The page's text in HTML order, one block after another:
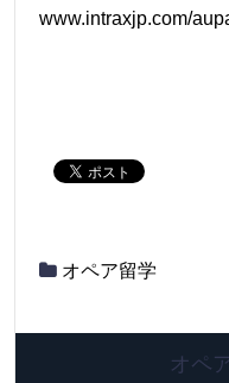
www.intraxjp.com/
オペア留学
オペ